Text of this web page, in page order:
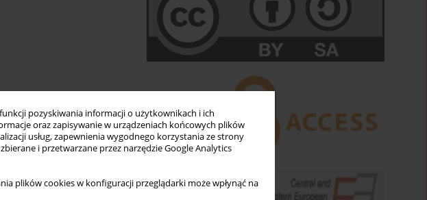
pozyskiwania informacji o użytkownikach i ich
oraz zapisywanie w urządzeniach końcowych plików
usług, zapewnienia wygodnego korzystania ze strony
i przetwarzane przez narzędzie Google Analytics
plików cookies w konfiguracji przeglądarki może wpłynąć na